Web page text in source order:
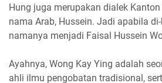
Hung juga merupakan dialek
nama Arab, Hussein. Jadi apabila
namanya menjadi Faisal Hussein
Ayahnya, Wong Kay Ying adalah
ahli ilmu pengobatan tradisional,